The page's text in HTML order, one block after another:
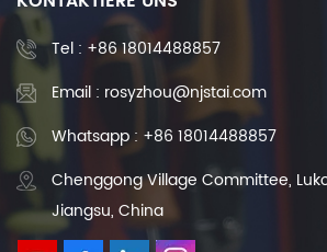
Tel : +86 18014488857
Email : rosyzhou@njstai.com
Whatsapp : +86 18014488857
Chenggong Village Committee,
Jiangsu, China